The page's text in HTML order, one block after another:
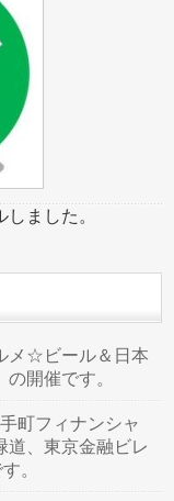
ました。
メ☆ビール＆日本
開催です。
町フィナンシャ
道、東京金融ビレ
。